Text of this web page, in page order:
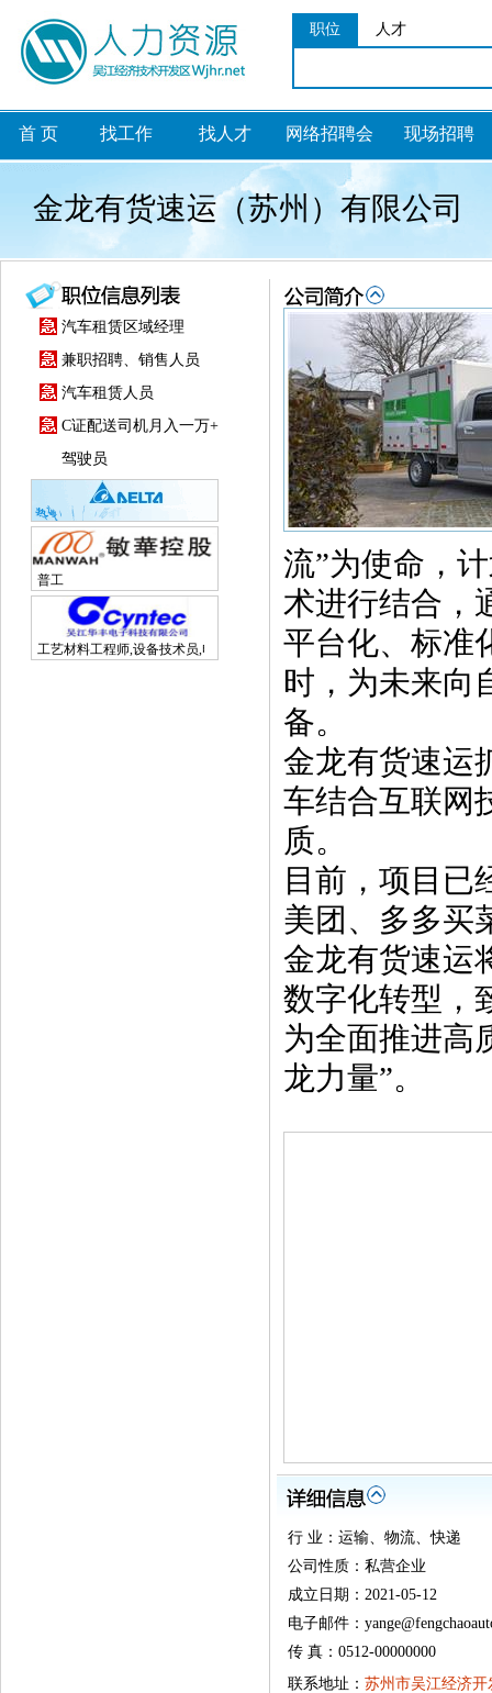
职位 人才
首 页 找工作 找人才 网络招聘会 现场招聘
金龙有货速运（苏州）有限公司
汽车租赁区域经理
兼职招聘、销售人员
汽车租赁人员
C证配送司机月入一万+
驾驶员
普工
工艺材料工程师,设备技术员,电子研发工程师
流”为使命，
术进行结合，
平台化、标准
时，为未来向
备。
金龙有货速运
车结合互联网
质。
目前，项目已
美团、多多买
金龙有货速运
数字化转型，
为全面推进高
龙力量”。
行 业：运输、物流、快递
公司性质：私营企业
成立日期：2021-05-12
电子邮件：
传 真：0512-00000000
联系地址： 苏州市吴江经济